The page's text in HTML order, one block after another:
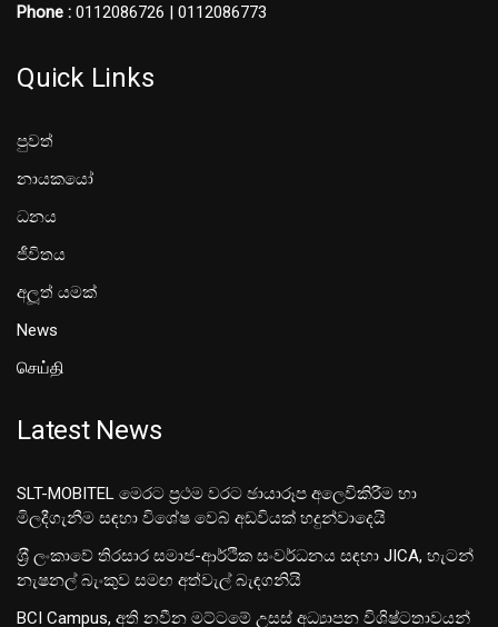
Phone : 0112086726 | 0112086773
Quick Links
පුවත්
නායකයෝ
ධනය
ජීවිතය
අලූත් යමක්
News
செய்தி
Latest News
SLT-MOBITEL මෙරට ප්‍රථම වරට ඡායාරූප අලෙවිකිරීම හා
මිලදීගැනීම සඳහා විශේෂ වෙබ් අඩවියක් හදුන්වාදෙයි
ශ‍්‍රී ලංකාවේ තිරසාර සමාජ-ආර්ථික සංවර්ධනය සඳහා JICA, හැටන්
නැෂනල් බැංකුව සමඟ අත්වැල් බැඳගනියි
BCI Campus, අති නවීන මට්ටමේ උසස් අධ්‍යාපන විශිෂ්ටතාවයන්